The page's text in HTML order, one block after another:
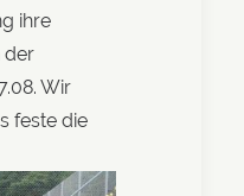
ihre
der
Wir
feste die